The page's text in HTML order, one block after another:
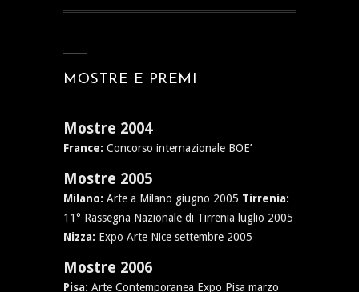
MOSTRE E PREMI
Mostre 2004
France: Concorso internazionale BOE’
Mostre 2005
Milano: Arte a Milano giugno 2005 Tirrenia:
11° Rassegna Nazionale di Tirrenia luglio 2005
Nizza: Expo Arte Nice settembre 2005
Mostre 2006
Pisa: Arte Contemporanea Expo Pisa marzo